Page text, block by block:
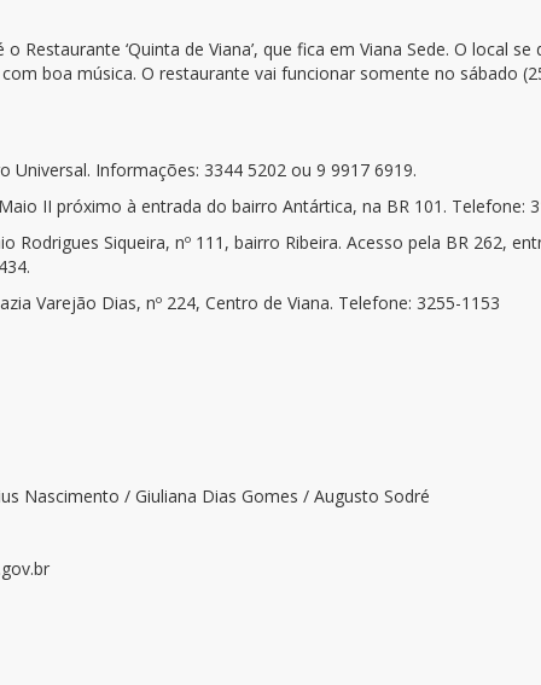
Restaurante ‘Quinta de Viana’, que fica em Viana Sede. O local
boa música. O restaurante vai funcionar somente no sábado
Universal. Informações: 3344 5202 ou 9 9917 6919.
II próximo à entrada do bairro Antártica, na BR 101. Telefone:
Rodrigues Siqueira, nº 111, bairro Ribeira. Acesso pela BR 262,
Varejão Dias, nº 224, Centro de Viana. Telefone: 3255-1153
Nascimento / Giuliana Dias Gomes / Augusto Sodré